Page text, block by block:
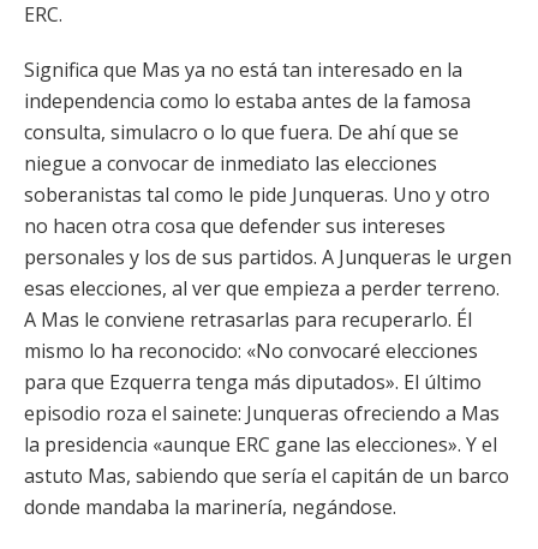
ERC.
Significa que Mas ya no está tan interesado en la
independencia como lo estaba antes de la famosa
consulta, simulacro o lo que fuera. De ahí que se
niegue a convocar de inmediato las elecciones
soberanistas tal como le pide Junqueras. Uno y otro
no hacen otra cosa que defender sus intereses
personales y los de sus partidos. A Junqueras le urgen
esas elecciones, al ver que empieza a perder terreno.
A Mas le conviene retrasarlas para recuperarlo. Él
mismo lo ha reconocido: «No convocaré elecciones
para que Ezquerra tenga más diputados». El último
episodio roza el sainete: Junqueras ofreciendo a Mas
la presidencia «aunque ERC gane las elecciones». Y el
astuto Mas, sabiendo que sería el capitán de un barco
donde mandaba la marinería, negándose.